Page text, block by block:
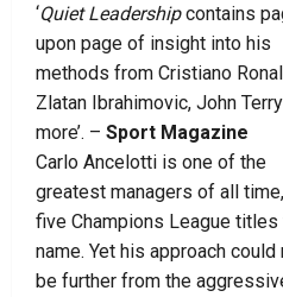
‘Quiet Leadershipcontains
upon page of insight into his
methods from Cristiano
Zlatan Ibrahimovic, John
more’. – Sport Magazine
Carlo Ancelotti is one of the
greatest managers of all
five Champions League titles
name. Yet his approach could
be further from the